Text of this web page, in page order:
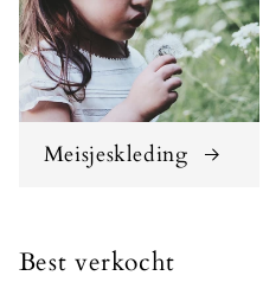
Meisjeskleding
Best verkocht